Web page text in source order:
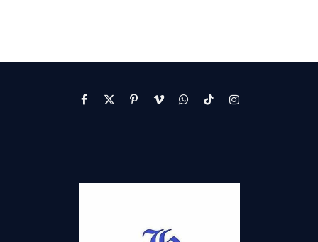
Facebook
X
PinterestVimeoWhatsApp
TikTokInstagram